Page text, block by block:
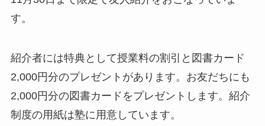
す。
紹介者には特典として授業料の割引と図書カード
2,000円分のプレゼントがあります。お友だちにも
2,000円分の図書カードをプレゼントします。紹介
制度の用紙は塾に用意しています。